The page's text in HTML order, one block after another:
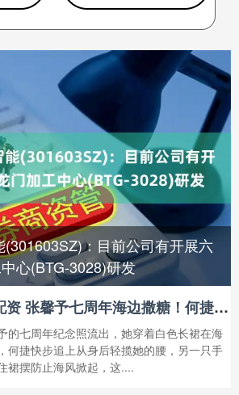
：目前公司有开展六
心(BTG-3028)研发
顶级配资 张馨予七周年海边撒糖！何捷护妻防走光，细节藏真甜_网友_爱情_军婚
的七周年纪念照流出，她穿着白色长裙在海
何捷快步追上从身后轻揽她的腰，另一只手
裙摆防止海风掀起，这....